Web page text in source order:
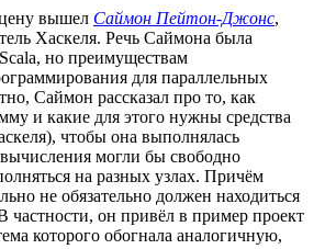
вышел Саймон Пейтон-Джонс,
Хаскеля. Речь Саймона была
но преимуществам
для параллельных
Саймон рассказал про то, как
и какие для этого нужны средства
чтобы она выполнялась
могли бы свободно
на разных узлах. Причём
не обязательно должен находиться
частности, он привёл в пример проект
которого обогнала аналогичную,